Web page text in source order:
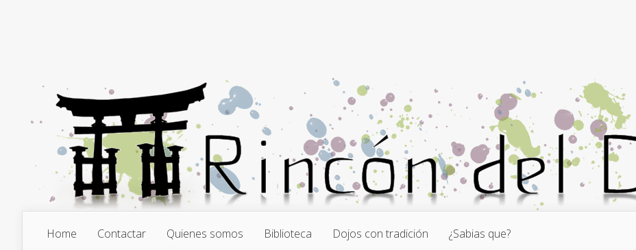
Home Contactar Quienes somos Biblioteca Dojos con tradición ¿Sabias que?